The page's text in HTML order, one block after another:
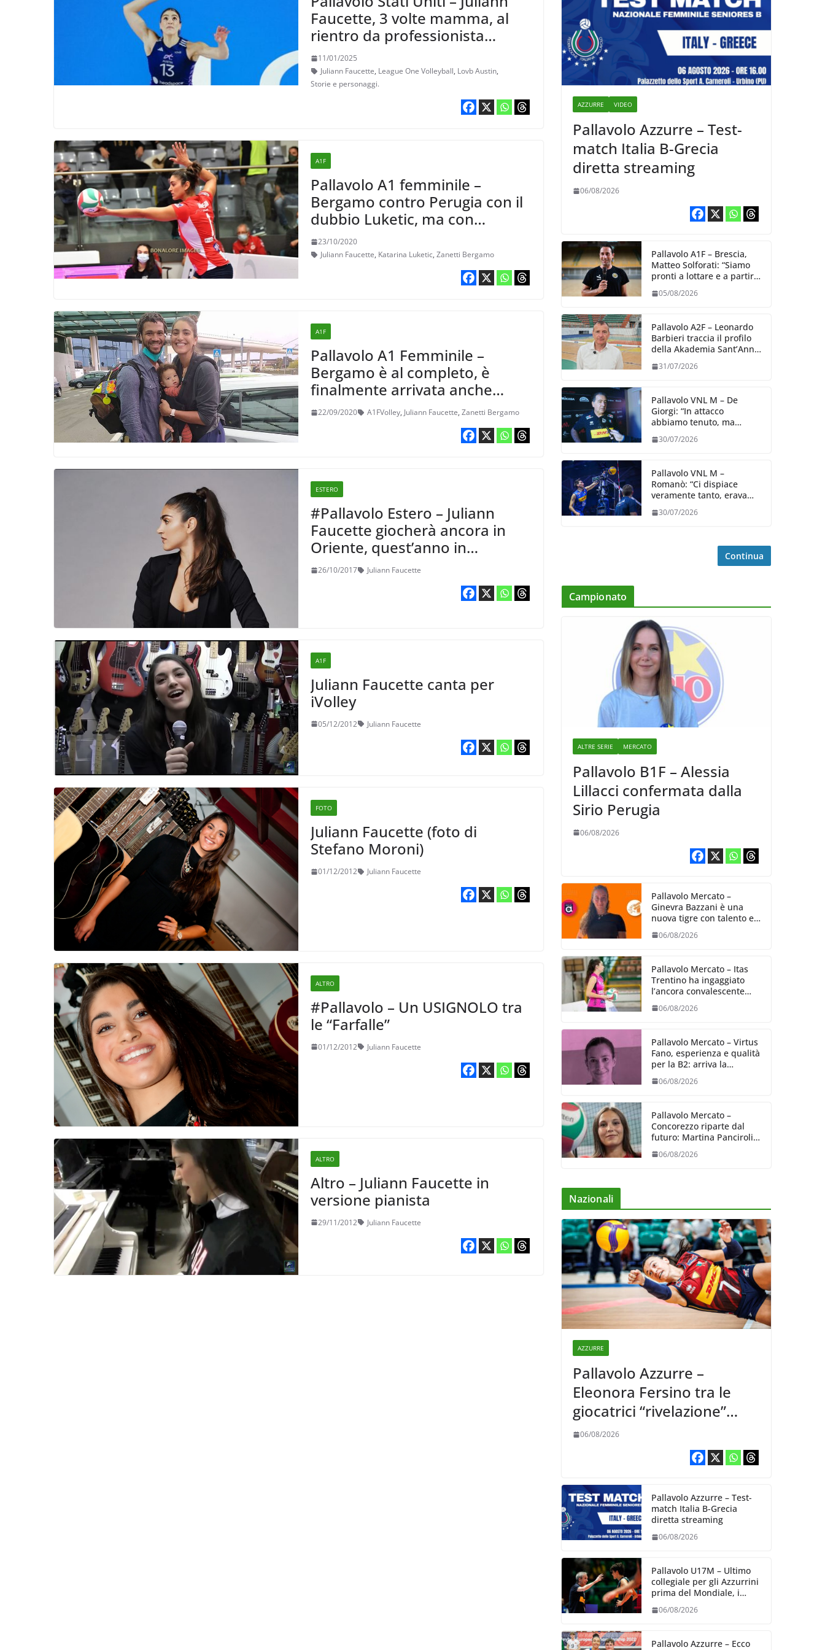
Faucette, 3 volte mamma, al
rientro da professionista
subito MVP nella LOVB
11/01/2025
Juliann Faucette, League One Volleyball, Lovb Austin,
Storie e personaggi.
A1F
Pallavolo A1 femminile –
Bergamo contro Perugia con il
dubbio Luketic, ma con
Johnson
23/10/2020
Juliann Faucette, Katarina Luketic,Zanetti Bergamo
A1F
Pallavolo A1 Femminile –
Bergamo è al completo, è
finalmente arrivata anche
Juliann Faucette
22/09/2020 A1FVolley, Juliann Faucette,Zanetti Bergamo
ESTERO
#Pallavolo Estero – Juliann
Faucette giocherà ancora in
Oriente, quest’anno in
Giappone
26/10/2017 Juliann Faucette
A1F
Juliann Faucette canta per
iVolley
05/12/2012 Juliann Faucette
FOTO
Juliann Faucette (foto di
Stefano Moroni)
01/12/2012 Juliann Faucette
ALTRO
#Pallavolo – Un USIGNOLO tra
le “Farfalle”
01/12/2012 Juliann Faucette
ALTRO
Altro – Juliann Faucette in
versione pianista
29/11/2012 Juliann Faucette
AZZURRE VIDEO
Pallavolo Azzurre – Test-
match Italia B-Grecia
diretta streaming
06/08/2026
Pallavolo A1F – Brescia,
Matteo Solforati: “Siamo
pronti a lottare e a partire
giorno”
05/08/2026
Pallavolo A2F – Leonardo
Barbieri traccia il profilo
della Akademia Sant’Anna
31/07/2026
Pallavolo VNL M – De
Giorgi: “In attacco
abbiamo tenuto, ma
dalla prestazione in
30/07/2026
Pallavolo VNL M –
Romanò: “Ci dispiace
veramente tanto, eravamo
impareremo”
30/07/2026
Continua
Campionato
ALTRE SERIE MERCATO
Pallavolo B1F – Alessia
Lillacci confermata dalla
Sirio Perugia
06/08/2026
Pallavolo Mercato –
Ginevra Bazzani è una
nuova tigre con talento ed
entusiasmo
06/08/2026
Pallavolo Mercato – Itas
Trentino ha ingaggiato
l’ancora convalescente
Alexandra Ravarini
06/08/2026
Pallavolo Mercato – Virtus
Fano, esperienza e qualità
per la B2: arriva la
schiacciatrice fermana
Alessia Castellucci
06/08/2026
Pallavolo Mercato –
Concorezzo riparte dal
futuro: Martina Panciroli è
il primo acquisto
06/08/2026
Nazionali
AZZURRE
Pallavolo Azzurre –
Eleonora Fersino tra le
giocatrici “rivelazione”
della VNL 2026 per
06/08/2026
Pallavolo Azzurre – Test-
match Italia B-Grecia
diretta streaming
06/08/2026
Pallavolo U17M – Ultimo
collegiale per gli Azzurrini
prima del Mondiale, i
06/08/2026
Pallavolo Azzurre – Ecco